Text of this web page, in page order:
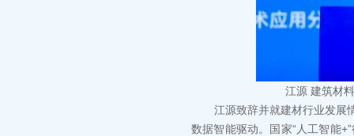
江源 建筑材
江源致辞并就建材行业发展情
数据智能驱动。国家“人工智能